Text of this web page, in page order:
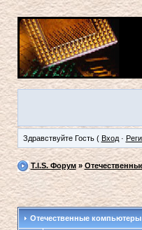
Здравствуйте Гость ( Вход·
T.I.S. Форум»
Отечественные компьютеры